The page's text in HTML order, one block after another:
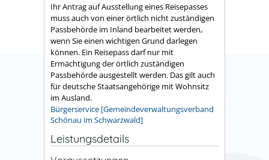
Ihr Antrag auf Ausstellung eines Reisepasses
muss auch von einer örtlich nicht zuständigen
Passbehörde im Inland bearbeitet werden,
wenn Sie einen wichtigen Grund darlegen
können. Ein Reisepass darf nur mit
Ermächtigung der örtlich zuständigen
Passbehörde ausgestellt werden. Das gilt auch
für deutsche Staatsangehörige mit Wohnsitz
im Ausland.
Bürgerservice [Gemeindeverwaltungsverband
Schönau im Schwarzwald]
Leistungsdetails